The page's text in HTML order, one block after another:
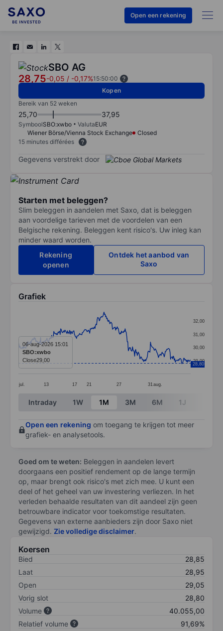
Open een rekening
SBO AG
28,75-0,05 / -0,17%15:50:00
Kopen
Bereik van 52 weken
25,70 37,95
SymboolSBO:xwbo ValutaEUR
Wiener Börse/Vienna Stock Exchange
Closed
15 minutes différées
Gegevens verstrekt door
Starten met beleggen?
Slim beleggen in aandelen met Saxo, dat is beleggen
aan voordelige tarieven met de voordelen van een
Belgische rekening. Beleggen kent risico's. Uw inleg kan
minder waard worden.
Rekening
openen
Ontdek het aanbod van
Saxo
Grafiek
Line chart with 327 data points.
The chart has 1 X axis displaying categories.
The chart has 1 Y axis displaying values. Data
jul. 13 17 21 27 31 aug.
29,00
30,00
31,00
32,00
28,80
06-aug-2026 15:01
SBO:xwbo
Close29,00
End of interactive chart.
Intraday 1W 1M 3M 6M 1J
Open een rekening om toegang te krijgen tot meer
grafiek- en analysetools.
Goed om te weten: Beleggen in aandelen levert
doorgaans een positief rendement op de lange termijn
op, maar brengt ook risico's met zich mee. U kunt een
deel of het geheel van uw investering verliezen. In het
verleden behaalde resultaten van dit aandeel zijn geen
betrouwbare indicator voor toekomstige resultaten.
Gegevens van externe aanbieders zijn door Saxo niet
gewijzigd. Zie volledige disclaimer.
Koersen
Bied
28,85
Laat
28,95
Open
29,05
Vorig slot
28,80
Volume
40.055,00
Relatief volume
91,69%